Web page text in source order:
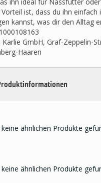
ist, dass du ihn einfach
kannst, was dir den Alltag
1000108163
Karlie GmbH, Graf-Zeppelin-
Haaren
ähnlichen Produkte
ähnlichen Produkte